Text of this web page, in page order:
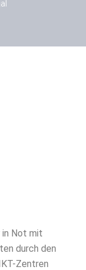
in Not mit
durch den
Zentren